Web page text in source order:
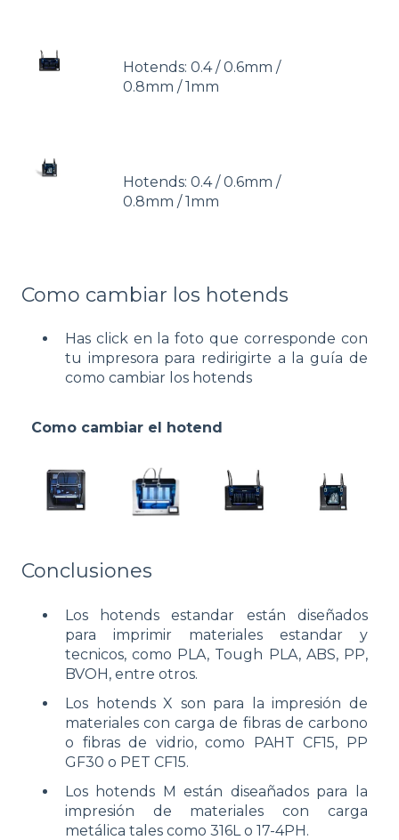
Hotends: 0.4 / 0.6mm /
0.8mm / 1mm
Hotends: 0.4 / 0.6mm /
0.8mm / 1mm
Como cambiar los hotends
Has click en la foto que corresponde con
tu impresora para redirigirte a la guía de
como cambiar los hotends
Como cambiar el hotend
Conclusiones
Los hotends estandar están diseñados
para imprimir materiales estandar y
tecnicos, como PLA, Tough PLA, ABS, PP,
BVOH, entre otros.
Los hotends X son para la impresión de
materiales con carga de fibras de carbono
o fibras de vidrio, como PAHT CF15, PP
GF30 o PET CF15.
Los hotends M están diseañados para la
impresión de materiales con carga
metálica tales como 316L o 17-4PH.